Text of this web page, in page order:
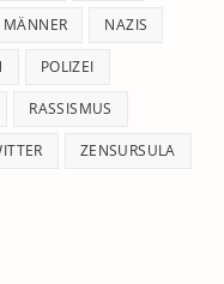
MÄNNER NAZIS
POLIZEI
RASSISMUS
ZENSURSULA